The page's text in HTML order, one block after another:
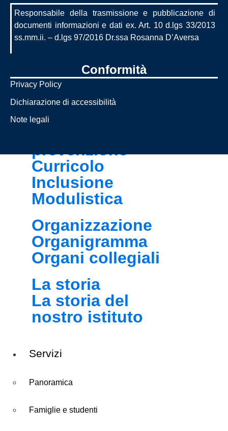
Le carte della
scuola
codici di
comportamento
Piano annuale
delle attività
prevenzione
Curricolo
Inclusione
Modulistica
Organizzazione
Organigramma
Organi collegiali
La storia
La storia del
nostro istituto
Servizi
Panoramica
Famiglie e studenti
Responsabile della trasmissione e pubblicazione di
documenti informazioni e dati ex. Art. 10 d.lgs 33/2013
ss.mm.ii. – d.lgs 97/2016 Dr.ssa Rosanna D’Aversa
Conformità
Privacy Policy
Dichiarazione di accessibilità
Note legali